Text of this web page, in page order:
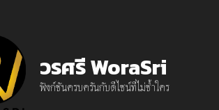
วรศรี WoraSri
ฟังก์ชันครบครันกับดีไซน์ที่ไม่ซ้ำใคร